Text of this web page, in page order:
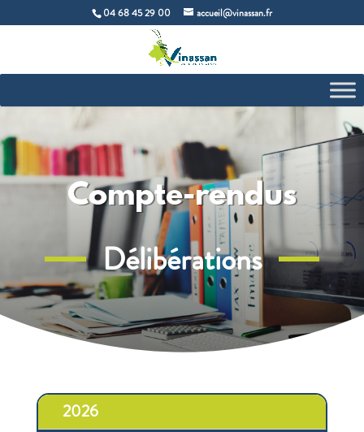
04 68 45 29 00 accueil@vinassan.fr
Compte-rendus
Délibérations
2026